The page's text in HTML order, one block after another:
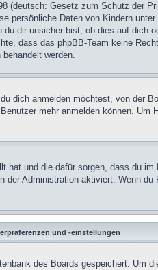
(deutsch: Gesetz zum Schutz der
persönliche Daten von Kindern
dir unsicher bist, ob dies auf dich
dass das phpBB-Team keine
werden.
dich anmelden möchtest, von der
mehr anmelden können. Um
hat und die dafür sorgen, dass du
der Administration aktiviert. Wenn
und -einstellungen
des Boards gespeichert. Um